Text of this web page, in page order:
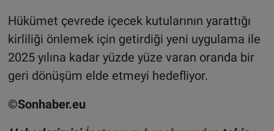
Hükümet çevrede içecek kutularının yarattığı
kirliliği önlemek için getirdiği yeni uygulama ile
2025 yılına kadar yüzde yüze varan oranda bir
geri dönüşüm elde etmeyi hedefliyor.
©Sonhaber.eu